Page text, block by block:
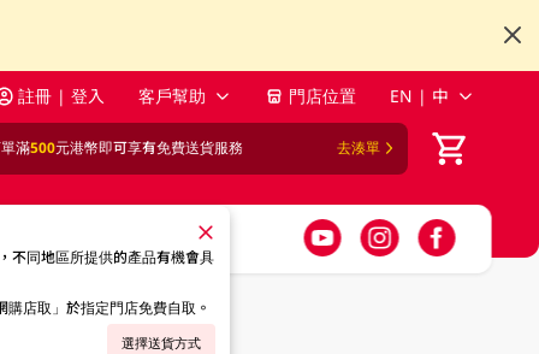
註冊 | 登入 客戶幫助 門店位置 EN | 中
滿500元港幣即可享有免費送貨服務 去湊單
不同地區所提供的產品有機會具
店取」於指定門店免費自取。
選擇送貨方式